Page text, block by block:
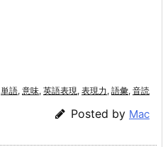
単語, 意味, 英語表現, 表現力, 語彙, 音読
Posted by Mac